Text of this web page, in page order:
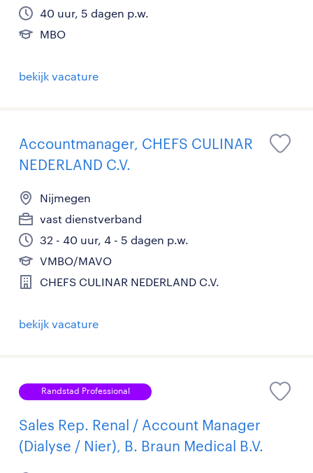
40 uur, 5 dagen p.w.
MBO
bekijk vacature
Accountmanager, CHEFS CULINAR
NEDERLAND C.V.
Nijmegen
vast dienstverband
32 - 40 uur, 4 - 5 dagen p.w.
VMBO/MAVO
CHEFS CULINAR NEDERLAND C.V.
bekijk vacature
Randstad Professional
Sales Rep. Renal / Account Manager
(Dialyse / Nier), B. Braun Medical B.V.